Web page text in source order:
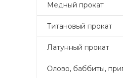
Медный прокат
Титановый прокат
Латунный прокат
Олово, баббиты,